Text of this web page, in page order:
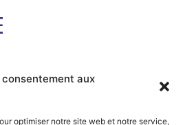
consentement aux
optimiser notre site web et notre service,